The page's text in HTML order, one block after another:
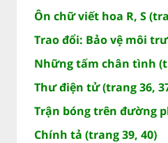
Ôn chữ viết hoa R, S
Trao đổi: Bảo vệ môi
Những tấm chân tình
Thư điện tử (trang 36,
Trận bóng trên đường
Chính tả (trang 39, 40)